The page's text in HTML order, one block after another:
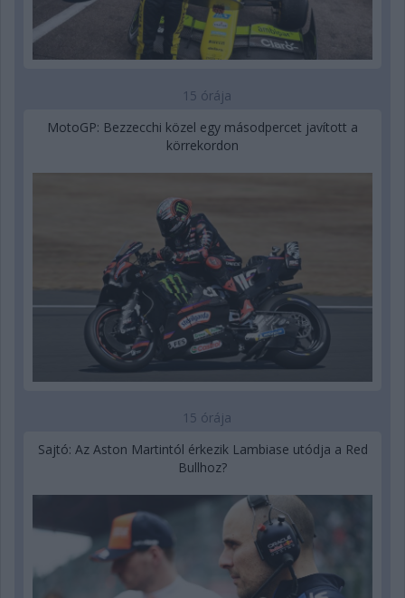
15 órája
MotoGP: Bezzecchi közel egy másodpercet javított a
körrekordon
15 órája
Sajtó: Az Aston Martintól érkezik Lambiase utódja a Red
Bullhoz?